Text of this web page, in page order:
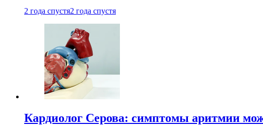
2 года спустя2 года спустя
Кардиолог Серова: симптомы аритмии